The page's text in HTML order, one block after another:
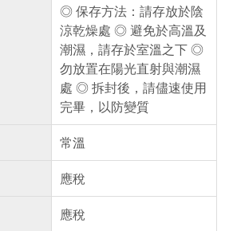
◎ 保存方法：請存放於陰
涼乾燥處 ◎ 避免於高溫及
潮濕，請存於室溫之下 ◎
勿放置在陽光直射與潮濕
處 ◎ 拆封後，請儘速使用
完畢，以防變質
常溫
應稅
應稅